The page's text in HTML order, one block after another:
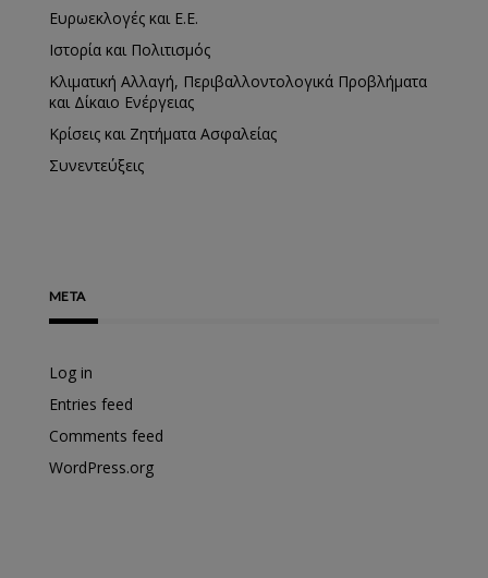
Ευρωεκλογές και Ε.Ε.
Ιστορία και Πολιτισμός
Κλιματική Αλλαγή, Περιβαλλοντολογικά Προβλήματα
και Δίκαιο Ενέργειας
Κρίσεις και Ζητήματα Ασφαλείας
Συνεντεύξεις
META
Log in
Entries feed
Comments feed
WordPress.org